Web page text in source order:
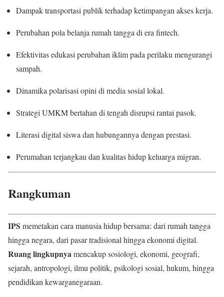
Dampak transportasi publik terhadap ketimpangan akses kerja.
Perubahan pola belanja rumah tangga di era fintech.
Efektivitas edukasi perubahan iklim pada perilaku mengurangi
sampah.
Dinamika polarisasi opini di media sosial lokal.
Strategi UMKM bertahan di tengah disrupsi rantai pasok.
Literasi digital siswa dan hubungannya dengan prestasi.
Perumahan terjangkau dan kualitas hidup keluarga migran.
Rangkuman
IPS memetakan cara manusia hidup bersama: dari rumah tangga
hingga negara, dari pasar tradisional hingga ekonomi digital.
Ruang lingkupnya mencakup sosiologi, ekonomi, geografi,
sejarah, antropologi, ilmu politik, psikologi sosial, hukum, hingga
pendidikan kewarganegaraan.